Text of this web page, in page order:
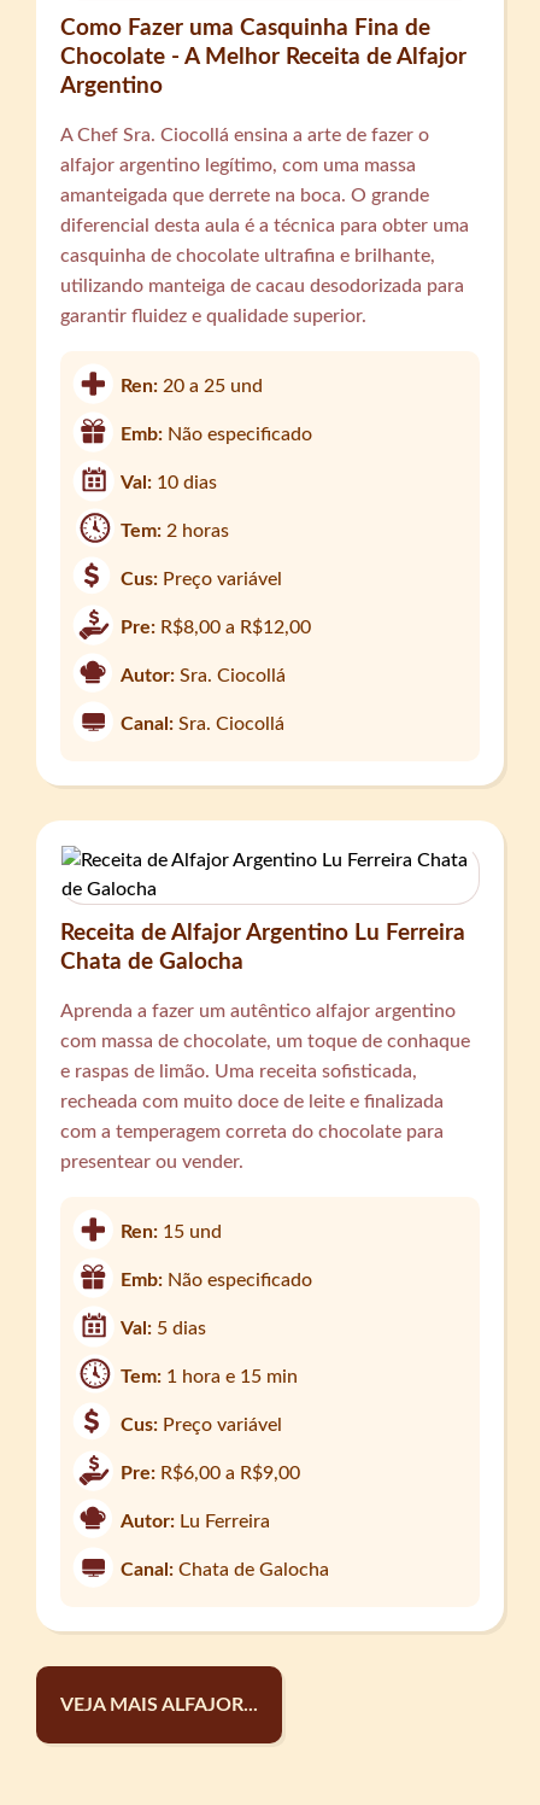
Como Fazer uma Casquinha Fina de
Chocolate - A Melhor Receita de Alfajor
Argentino
A Chef Sra. Ciocollá ensina a arte de fazer o
alfajor argentino legítimo, com uma massa
amanteigada que derrete na boca. O grande
diferencial desta aula é a técnica para obter uma
casquinha de chocolate ultrafina e brilhante,
utilizando manteiga de cacau desodorizada para
garantir fluidez e qualidade superior.
Ren: 20 a 25 und
Emb: Não especificado
Val: 10 dias
Tem: 2 horas
Cus: Preço variável
Pre: R$8,00 a R$12,00
Autor: Sra. Ciocollá
Canal: Sra. Ciocollá
Receita de Alfajor Argentino Lu Ferreira
Chata de Galocha
Aprenda a fazer um autêntico alfajor argentino
com massa de chocolate, um toque de conhaque
e raspas de limão. Uma receita sofisticada,
recheada com muito doce de leite e finalizada
com a temperagem correta do chocolate para
presentear ou vender.
Ren: 15 und
Emb: Não especificado
Val: 5 dias
Tem: 1 hora e 15 min
Cus: Preço variável
Pre: R$6,00 a R$9,00
Autor: Lu Ferreira
Canal: Chata de Galocha
VEJA MAIS ALFAJOR...